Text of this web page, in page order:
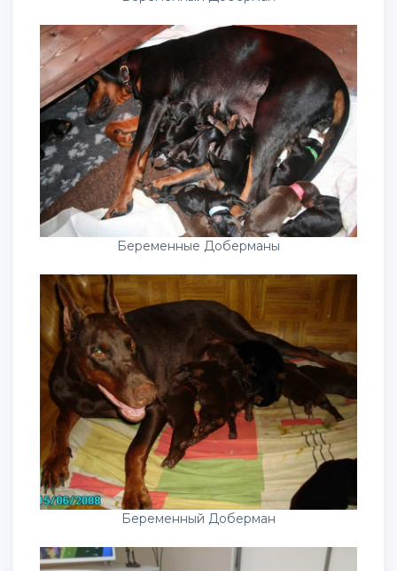
Беременные Доберманы
Беременный Доберман